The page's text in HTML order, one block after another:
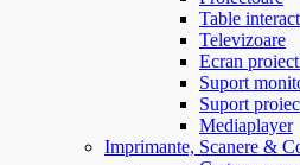
Table
Televizoare
Ecran
Suport
Suport
Mediaplayer
Imprimante, Scanere &